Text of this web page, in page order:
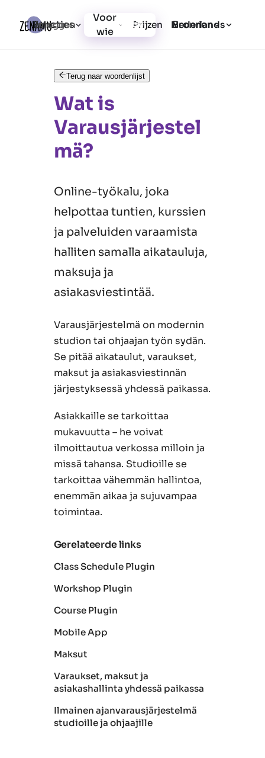
Functies
Voor
wie
Prijzen Bronnen
Inloggen Registratie Nederlands
Terug naar woordenlijst
Wat is
Varausjärjestel
mä?
Online-työkalu, joka
helpottaa tuntien, kurssien
ja palveluiden varaamista
halliten samalla aikatauluja,
maksuja ja
asiakasviestintää.
Varausjärjestelmä on modernin
studion tai ohjaajan työn sydän.
Se pitää aikataulut, varaukset,
maksut ja asiakasviestinnän
järjestyksessä yhdessä paikassa.
Asiakkaille se tarkoittaa
mukavuutta – he voivat
ilmoittautua verkossa milloin ja
missä tahansa. Studioille se
tarkoittaa vähemmän hallintoa,
enemmän aikaa ja sujuvampaa
toimintaa.
Gerelateerde links
Class Schedule Plugin
Workshop Plugin
Course Plugin
Mobile App
Maksut
Varaukset, maksut ja
asiakashallinta yhdessä paikassa
Ilmainen ajanvarausjärjestelmä
studioille ja ohjaajille